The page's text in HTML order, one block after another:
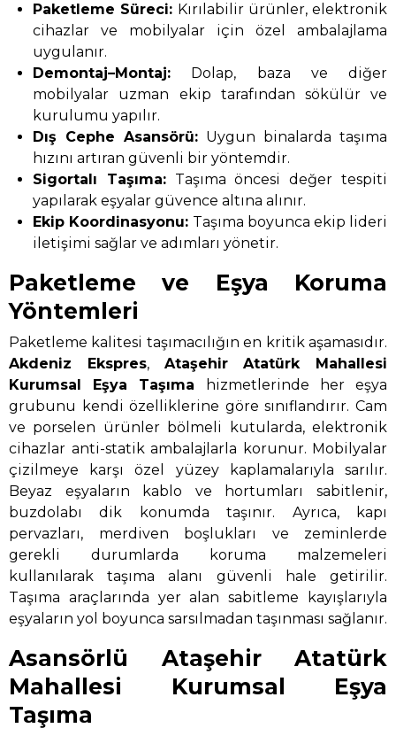
Paketleme Süreci: Kırılabilir ürünler, elektronik
cihazlar ve mobilyalar için özel ambalajlama
uygulanır.
Demontaj–Montaj: Dolap, baza ve diğer
mobilyalar uzman ekip tarafından sökülür ve
kurulumu yapılır.
Dış Cephe Asansörü: Uygun binalarda taşıma
hızını artıran güvenli bir yöntemdir.
Sigortalı Taşıma:Taşıma öncesi değer tespiti
yapılarak eşyalar güvence altına alınır.
Ekip Koordinasyonu: Taşıma boyunca ekip lideri
iletişimi sağlar ve adımları yönetir.
Paketleme ve Eşya Koruma
Yöntemleri
Paketleme kalitesi taşımacılığın en kritik aşamasıdır.
Akdeniz Ekspres, Ataşehir Atatürk Mahallesi
Kurumsal Eşya Taşıma hizmetlerinde her eşya
grubunu kendi özelliklerine göre sınıflandırır. Cam
ve porselen ürünler bölmeli kutularda, elektronik
cihazlar anti-statik ambalajlarla korunur. Mobilyalar
çizilmeye karşı özel yüzey kaplamalarıyla sarılır.
Beyaz eşyaların kablo ve hortumları sabitlenir,
buzdolabı dik konumda taşınır. Ayrıca, kapı
pervazları, merdiven boşlukları ve zeminlerde
gerekli durumlarda koruma malzemeleri
kullanılarak taşıma alanı güvenli hale getirilir.
Taşıma araçlarında yer alan sabitleme kayışlarıyla
eşyaların yol boyunca sarsılmadan taşınması sağlanır.
Asansörlü Ataşehir Atatürk
Mahallesi Kurumsal Eşya
Taşıma